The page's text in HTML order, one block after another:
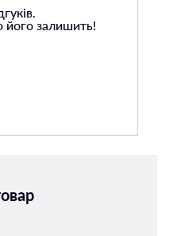
його залишить!